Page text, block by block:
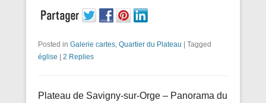
Posted in Galerie cartes, Quartier du Plateau
Tagged
église
2 Replies
Plateau de Savigny-sur-Orge – Panorama du